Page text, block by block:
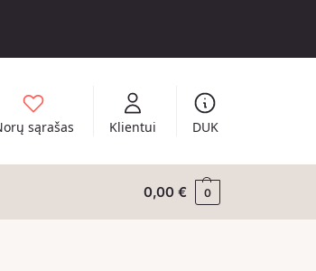
sąrašas Klientui DUK
0,00€ 0